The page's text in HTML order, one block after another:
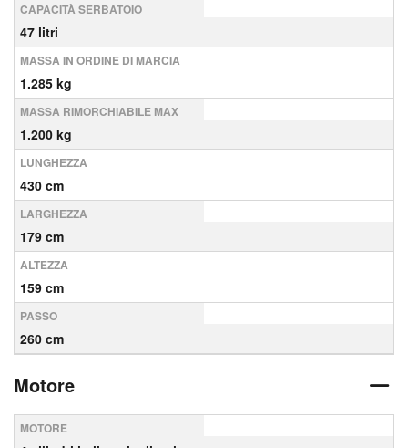
CAPACITÀ SERBATOIO
47 litri
MASSA IN ORDINE DI MARCIA
1.285 kg
MASSA RIMORCHIABILE MAX
1.200 kg
LUNGHEZZA
430 cm
LARGHEZZA
179 cm
ALTEZZA
159 cm
PASSO
260 cm
Motore
MOTORE